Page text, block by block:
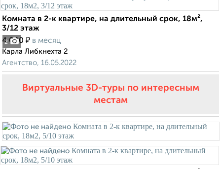
2
Комната в 2-к квартире, на длительный срок, 18м²,
3/12 этаж
4 000 ₽ в месяц
Карла Либкнехта 2
Агентство, 16.05.2022
Виртуальные 3D-туры по интересным
местам